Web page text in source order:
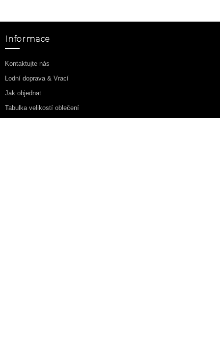
Informace
Kontaktujte nás
Lodní doprava & Vrací
Jak objednat
Tabulka velikostí oblečení